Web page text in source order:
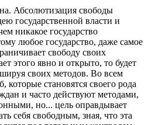
Абсолютизация свободы
государственной власти и
никакое государство
любое государство, даже самое
свободу своих
этого явно и открыто, то будет
своих методов. Во всем
которые становятся своего рода
и часто действуют методами,
но... цель оправдывает
себя свободным, зная, что эта